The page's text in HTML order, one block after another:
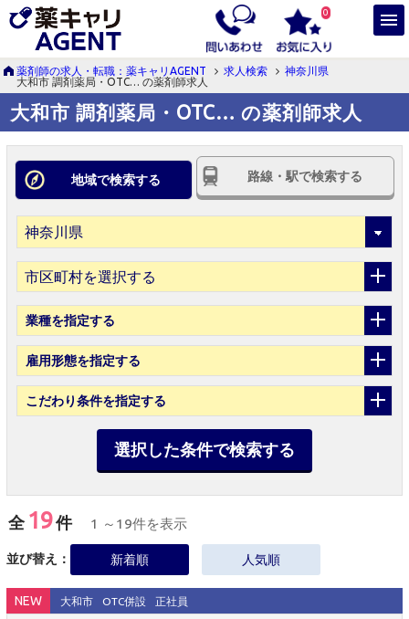
0
薬剤師の求人・転職：薬キャリAGENT 求人検索
神奈川県
大和市 調剤薬局・OTC… の薬剤師求人
大和市 調剤薬局・OTC… の薬剤師求人
地域で検索する 路線・駅で検索する
市区町村を選択する
業種を指定する
雇用形態を指定する
こだわり条件を指定する
選択した条件で検索する
全 19件 1 ～19件を表示
並び替え： 新着順 人気順
NEW 大和市 OTC併設 正社員